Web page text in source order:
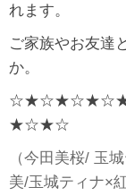
れます。
ご家族やお友達
か。
★☆★☆
（今田美桜/ 玉
美/玉城ティナ×